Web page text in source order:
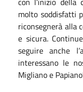
molto soddisfatti
riconsegnerà alla
e sicura.
seguire anche
interessano le
Migliano e